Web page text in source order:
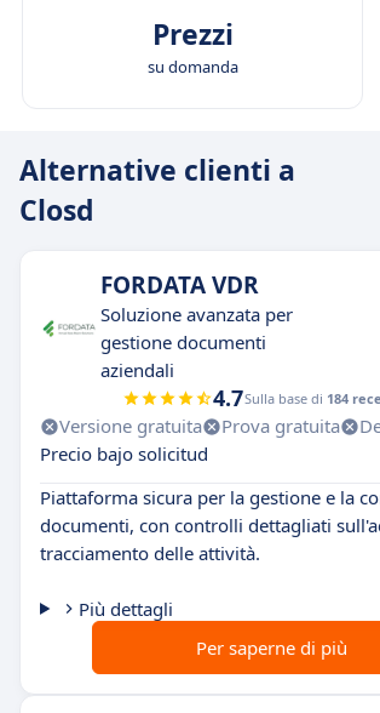
Prezzi
su domanda
Alternative clienti a
Closd
FORDATA VDR
Soluzione avanzata per
gestione documenti
aziendali
4.7Sulla base di 184
Versione gratuita Prova gratuita
Precio bajo solicitud
Piattaforma sicura per la gestione e la
documenti, con controlli dettagliati
tracciamento delle attività.
Più dettagli
Per saperne di più